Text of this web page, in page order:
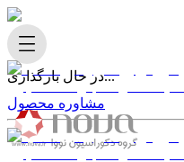
در حال بارگذاری...
مشاوره محصول